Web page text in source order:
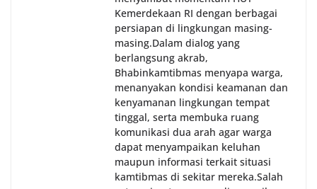
Kemerdekaan RI dengan berbagai
persiapan di lingkungan masing-
masing.‎Dalam dialog yang
berlangsung akrab,
Bhabinkamtibmas menyapa warga,
menanyakan kondisi keamanan dan
kenyamanan lingkungan tempat
tinggal, serta membuka ruang
komunikasi dua arah agar warga
dapat menyampaikan keluhan
maupun informasi terkait situasi
kamtibmas di sekitar mereka.‎‎‎Salah